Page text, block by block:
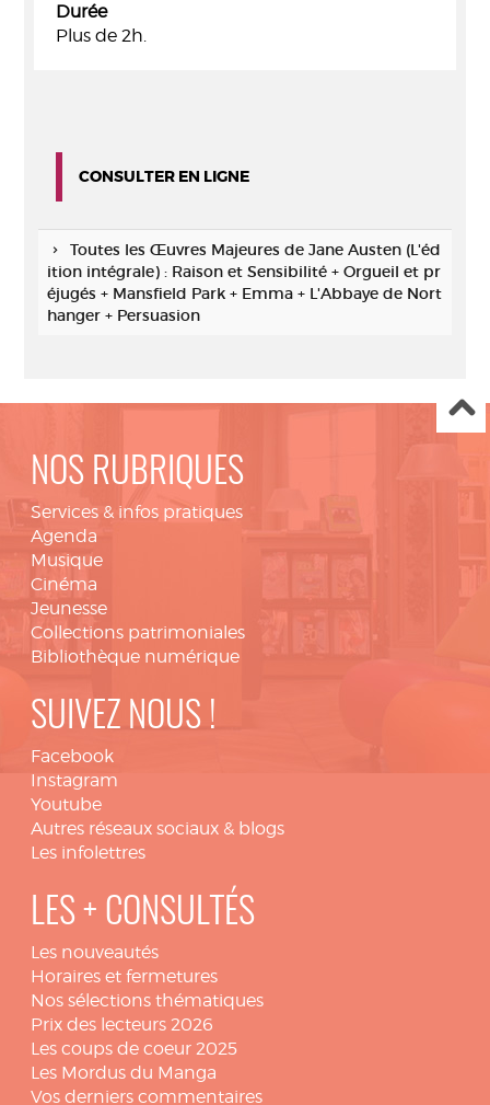
Durée
Plus de 2h.
CONSULTER EN LIGNE
Toutes les Œuvres Majeures de Jane Austen (L'éd
ition intégrale) : Raison et Sensibilité + Orgueil et pr
éjugés + Mansfield Park + Emma + L'Abbaye de Nort
hanger + Persuasion
NOS RUBRIQUES
Services & infos pratiques
Agenda
Musique
Cinéma
Jeunesse
Collections patrimoniales
Bibliothèque numérique
SUIVEZ NOUS !
Facebook
Instagram
Youtube
Autres réseaux sociaux & blogs
Les infolettres
LES + CONSULTÉS
Les nouveautés
Horaires et fermetures
Nos sélections thématiques
Prix des lecteurs 2026
Les coups de coeur 2025
Les Mordus du Manga
Vos derniers commentaires